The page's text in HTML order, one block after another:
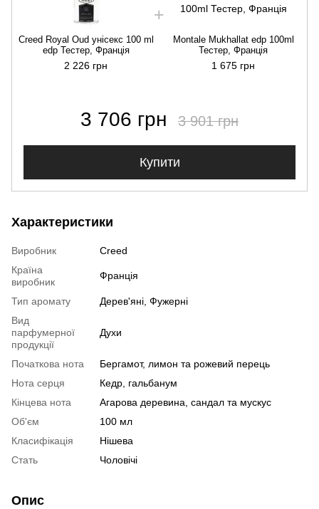
Creed Royal Oud унісекс 100 ml
edp Тестер, Франція
2 226 грн
Montale Mukhallat edp 100ml
Тестер, Франція
1 675 грн
3 706 грн 3 901 грн
Купити
Характеристики
Виробник
Creed
Країна
виробник
Франція
Тип аромату
Дерев'яні, Фужерні
Вид
парфумерної
продукції
Духи
Початкова нота
Бергамот, лимон та рожевий перець
Нота серця
Кедр, гальбанум
Кінцева нота
Агарова деревина, сандал та мускус
Об'єм
100 мл
Класифікація
Нішева
Стать
Чоловічі
Опис